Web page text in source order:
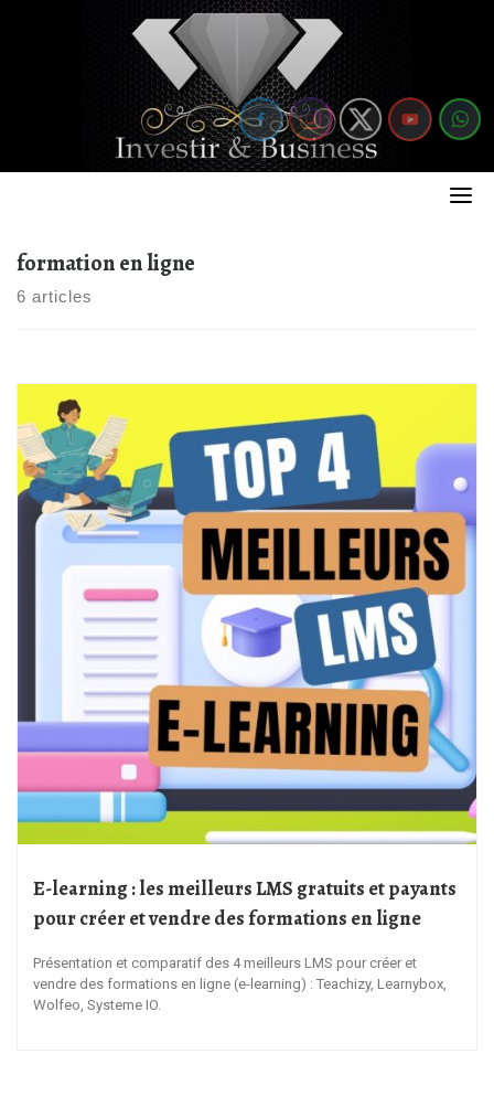
formation en ligne
6 articles
E-learning : les meilleurs LMS gratuits et payants
pour créer et vendre des formations en ligne
Présentation et comparatif des 4 meilleurs LMS pour créer et
vendre des formations en ligne (e-learning) : Teachizy, Learnybox,
Wolfeo, Systeme IO.